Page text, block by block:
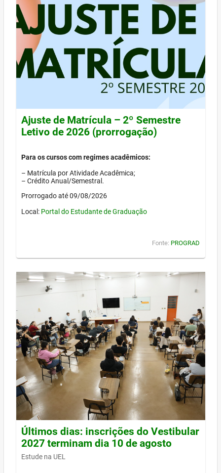
Ajuste de Matrícula – 2º Semestre
Letivo de 2026 (prorrogação)
Para os cursos com regimes acadêmicos:
– Matrícula por Atividade Acadêmica;
– Crédito Anual/Semestral.
Prorrogado até 09/08/2026
Local: Portal do Estudante de Graduação
Fonte: PROGRAD
Últimos dias: inscrições do Vestibular
2027 terminam dia 10 de agosto
Estude na UEL